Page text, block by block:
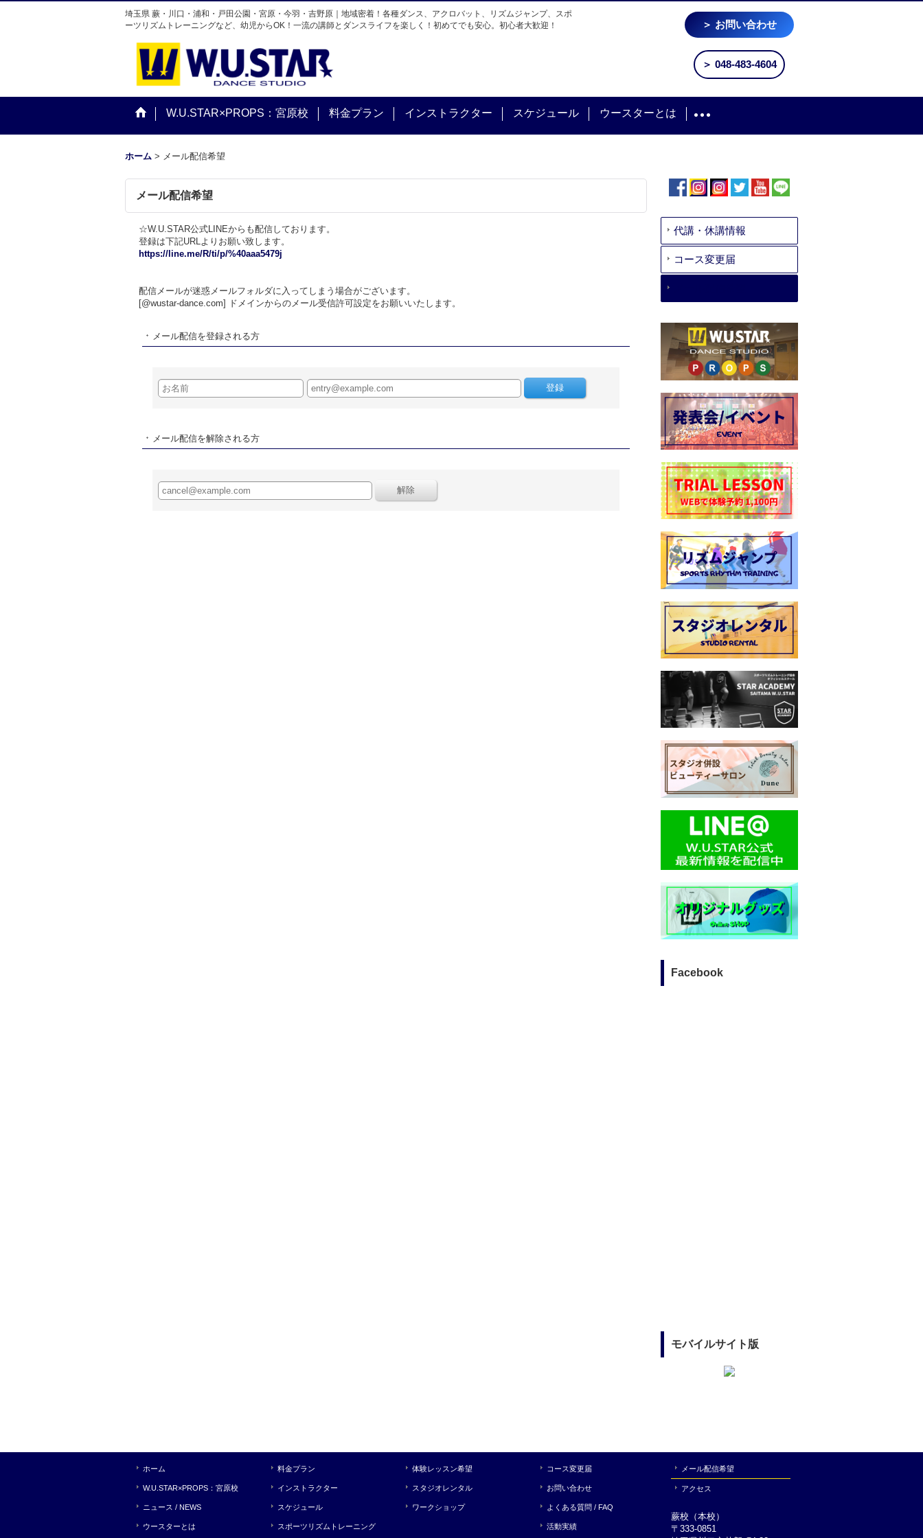
埼玉県 蕨・川口・浦和・戸田公園・宮原・今羽・吉野原｜地域密着！各種ダンス、アクロバット、リズムジャンプ、スポ
ーツリズムトレーニングなど、幼児からOK！一流の講師とダンスライフを楽しく！初めてでも安心。初心者大歓迎！
＞ お問い合わせ
＞ 048-483-4604
W.U.STAR×PROPS：宮原校 料金プラン インストラクター スケジュール ウースターとは
ホーム > メール配信希望
メール配信希望
☆W.U.STAR公式LINEからも配信しております。
登録は下記URLよりお願い致します。
https://line.me/R/ti/p/%40aaa5479j
配信メールが迷惑メールフォルダに入ってしまう場合がございます。
[@wustar-dance.com] ドメインからのメール受信許可設定をお願いいたします。
メール配信を登録される方
メール配信を解除される方
代講・休講情報
コース変更届
Facebook
モバイルサイト版
ホーム
W.U.STAR×PROPS：宮原校
ニュース / NEWS
ウースターとは
料金プラン
インストラクター
スケジュール
スポーツリズムトレーニング
体験レッスン希望
スタジオレンタル
ワークショップ
コース変更届
お問い合わせ
よくある質問 / FAQ
活動実績
メール配信希望
アクセス
蕨校（本校）
〒333-0851